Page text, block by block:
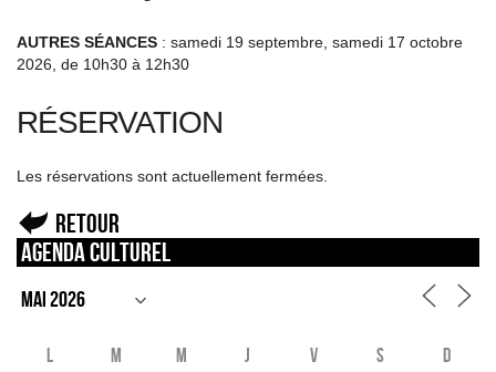
AUTRES SÉANCES : samedi 19 septembre, samedi 17 octobre
2026, de 10h30 à 12h30
RÉSERVATION
Les réservations sont actuellement fermées.
Retour
Agenda culturel
L M M J V S D